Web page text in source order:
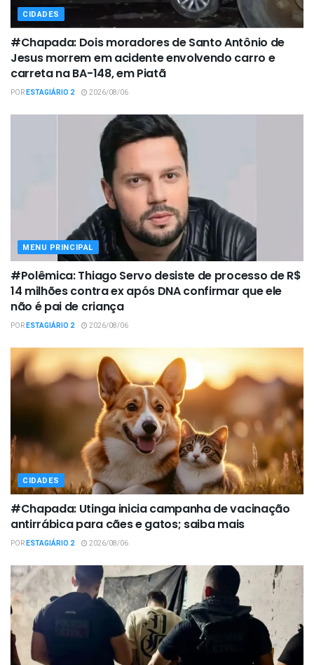
CIDADES
#Chapada: Dois moradores de Santo Antônio de
Jesus morrem em acidente envolvendo carro e
carreta na BA-148, em Piatã
PORESTAGIÁRIO 2 2026/08/06
MENU PRINCIPAL
#Polêmica: Thiago Servo desiste de processo de R$
14 milhões contra ex após DNA confirmar que ele
não é pai de criança
PORESTAGIÁRIO 2 2026/08/06
CIDADES
#Chapada: Utinga inicia campanha de vacinação
antirrábica para cães e gatos; saiba mais
PORESTAGIÁRIO 2 2026/08/06